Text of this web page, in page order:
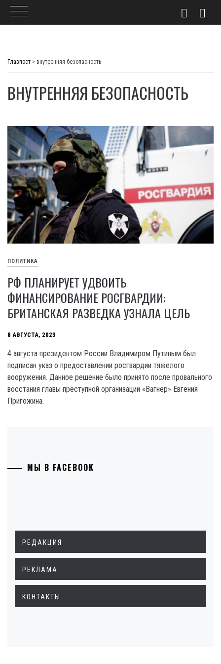
Главпост > внутренняя безопасность
ВНУТРЕННЯЯ БЕЗОПАСНОСТЬ
ПОЛИТИКА
РФ ПЛАНИРУЕТ УДВОИТЬ
ФИНАНСИРОВАНИЕ РОСГВАРДИИ:
БРИТАНСКАЯ РАЗВЕДКА УЗНАЛА ЦЕЛЬ
8 АВГУСТА, 2023
4 августа президентом России Владимиром Путиным был
подписан указ о предоставлении росгвардии тяжелого
вооружения. Данное решение было принято после провального
восстания главы преступной организации «Вагнер» Евгения
Пригожина.
МЫ В FACEBOOK
РЕДАКЦИЯ
РЕКЛАМА
КОНТАКТЫ